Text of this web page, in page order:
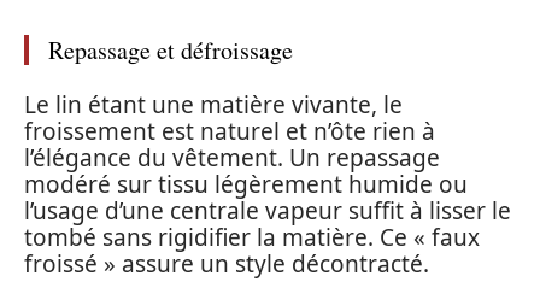
Repassage et défroissage
Le lin étant une matière vivante, le
froissement est naturel et n’ôte rien à
l’élégance du vêtement. Un repassage
modéré sur tissu légèrement humide ou
l’usage d’une centrale vapeur suffit à lisser le
tombé sans rigidifier la matière. Ce « faux
froissé » assure un style décontracté.